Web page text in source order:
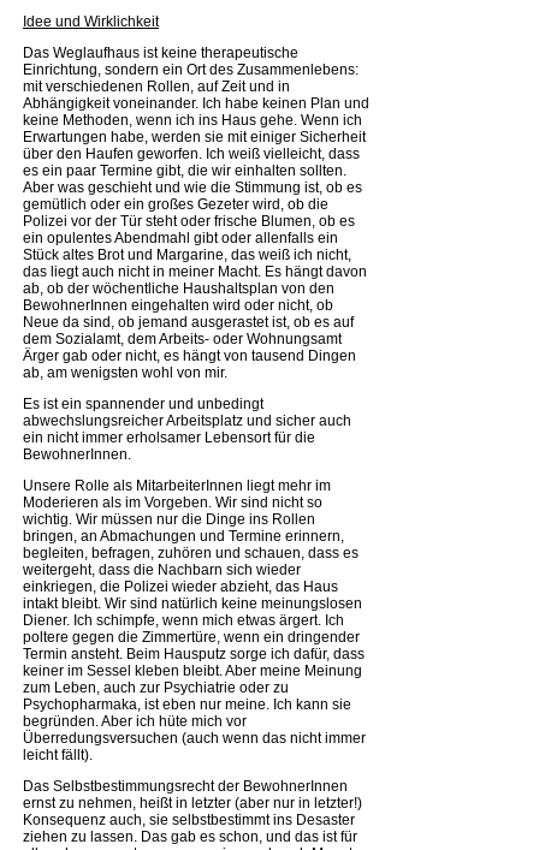
Idee und Wirklichkeit
Das Weglaufhaus ist keine therapeutische
Einrichtung, sondern ein Ort des Zusammenlebens:
mit verschiedenen Rollen, auf Zeit und in
Abhängigkeit voneinander. Ich habe keinen Plan und
keine Methoden, wenn ich ins Haus gehe. Wenn ich
Erwartungen habe, werden sie mit einiger Sicherheit
über den Haufen geworfen. Ich weiß vielleicht, dass
es ein paar Termine gibt, die wir einhalten sollten.
Aber was geschieht und wie die Stimmung ist, ob es
gemütlich oder ein großes Gezeter wird, ob die
Polizei vor der Tür steht oder frische Blumen, ob es
ein opulentes Abendmahl gibt oder allenfalls ein
Stück altes Brot und Margarine, das weiß ich nicht,
das liegt auch nicht in meiner Macht. Es hängt davon
ab, ob der wöchentliche Haushaltsplan von den
BewohnerInnen eingehalten wird oder nicht, ob
Neue da sind, ob jemand ausgerastet ist, ob es auf
dem Sozialamt, dem Arbeits- oder Wohnungsamt
Ärger gab oder nicht, es hängt von tausend Dingen
ab, am wenigsten wohl von mir.
Es ist ein spannender und unbedingt
abwechslungsreicher Arbeitsplatz und sicher auch
ein nicht immer erholsamer Lebensort für die
BewohnerInnen.
Unsere Rolle als MitarbeiterInnen liegt mehr im
Moderieren als im Vorgeben. Wir sind nicht so
wichtig. Wir müssen nur die Dinge ins Rollen
bringen, an Abmachungen und Termine erinnern,
begleiten, befragen, zuhören und schauen, dass es
weitergeht, dass die Nachbarn sich wieder
einkriegen, die Polizei wieder abzieht, das Haus
intakt bleibt. Wir sind natürlich keine meinungslosen
Diener. Ich schimpfe, wenn mich etwas ärgert. Ich
poltere gegen die Zimmertüre, wenn ein dringender
Termin ansteht. Beim Hausputz sorge ich dafür, dass
keiner im Sessel kleben bleibt. Aber meine Meinung
zum Leben, auch zur Psychiatrie oder zu
Psychopharmaka, ist eben nur meine. Ich kann sie
begründen. Aber ich hüte mich vor
Überredungsversuchen (auch wenn das nicht immer
leicht fällt).
Das Selbstbestimmungsrecht der BewohnerInnen
ernst zu nehmen, heißt in letzter (aber nur in letzter!)
Konsequenz auch, sie selbstbestimmt ins Desaster
ziehen zu lassen. Das gab es schon, und das ist für